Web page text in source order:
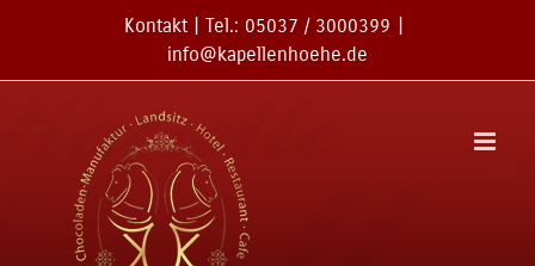
Kontakt | Tel.: 05037 / 3000399
info@kapellenhoehe.de